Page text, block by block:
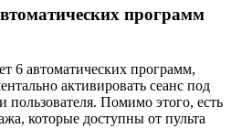
программ
6 автоматических программ,
активировать сеанс под
пользователя. Помимо этого, есть
которые доступны от пульта